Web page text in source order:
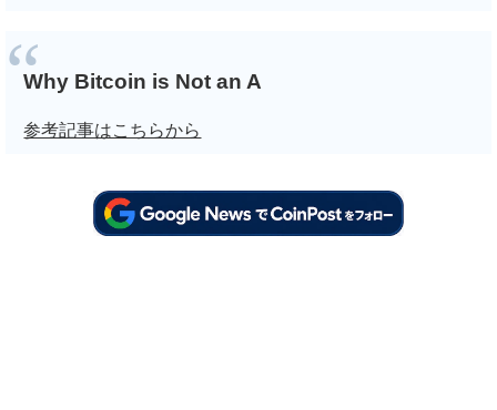
Why Bitcoin is Not an A
参考記事はこちらから